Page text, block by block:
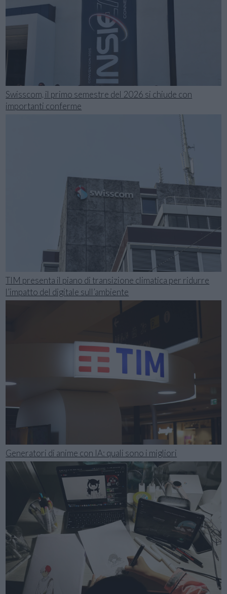
Swisscom, il primo semestre del 2026 si chiude con
importanti conferme
TIM presenta il piano di transizione climatica per ridurre
l’impatto del digitale sull’ambiente
Generatori di anime con IA: quali sono i migliori